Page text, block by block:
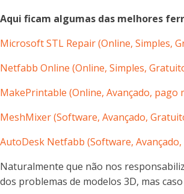
Aqui ficam algumas das melhores
Microsoft STL Repair (Online, Simples,
Netfabb Online (Online, Simples,
MakePrintable (Online, Avançado, pago
MeshMixer (Software, Avançado,
AutoDesk Netfabb (Software,
Naturalmente que não nos
dos problemas de modelos 3D, mas